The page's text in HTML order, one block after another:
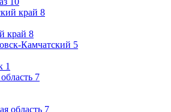
край 8
край 8
Камчатский 5
1
7
область 7